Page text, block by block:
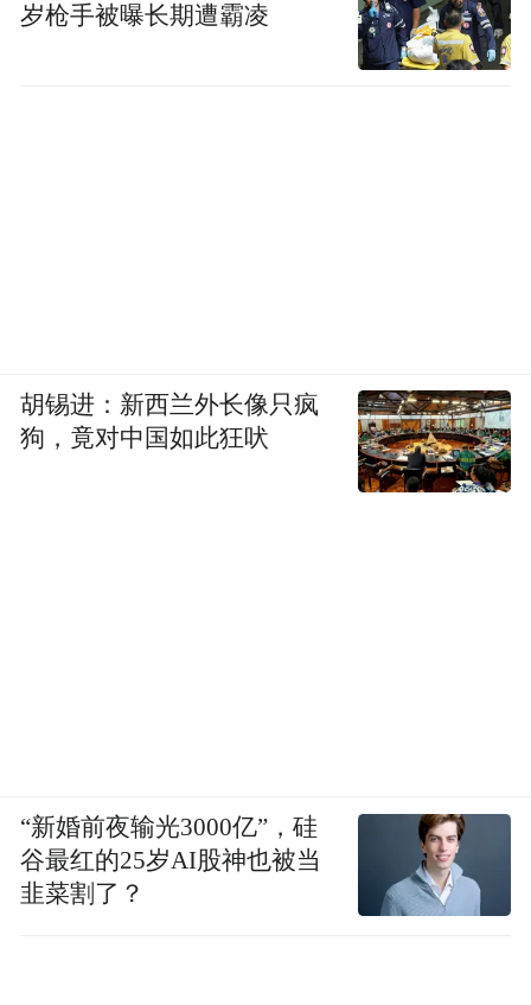
岁枪手被曝长期遭霸凌
胡锡进：新西兰外长像只疯
狗，竟对中国如此狂吠
“新婚前夜输光3000亿”，硅
谷最红的25岁AI股神也被当
韭菜割了？